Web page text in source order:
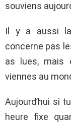
souviens
Il y a aussi la
concerne pas
as lues, mais
viennes au
Aujourd’hui si
heure fixe